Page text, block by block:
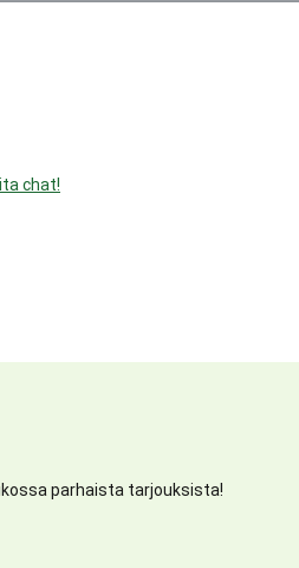
chat!
parhaista tarjouksista!